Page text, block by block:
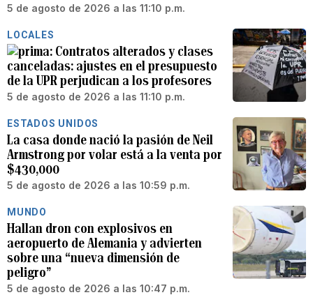
5 de agosto de 2026 a las 11:10 p.m.
LOCALES
Contratos alterados y clases
canceladas: ajustes en el presupuesto
de la UPR perjudican a los profesores
5 de agosto de 2026 a las 11:10 p.m.
ESTADOS UNIDOS
La casa donde nació la pasión de Neil
Armstrong por volar está a la venta por
$430,000
5 de agosto de 2026 a las 10:59 p.m.
MUNDO
Hallan dron con explosivos en
aeropuerto de Alemania y advierten
sobre una “nueva dimensión de
peligro”
5 de agosto de 2026 a las 10:47 p.m.